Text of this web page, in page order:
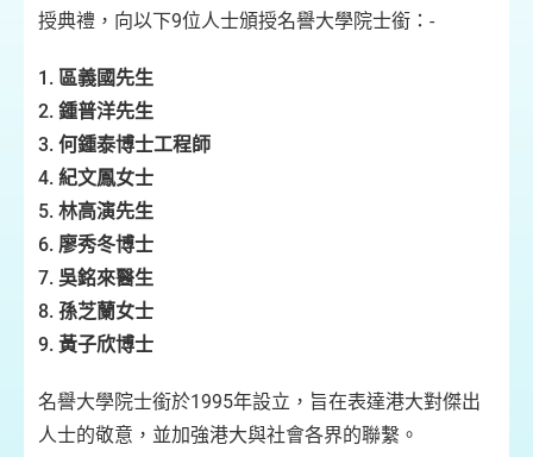
授典禮，向以下9位人士頒授名譽大學院士銜：-
1. 區義國先生
2. 鍾普洋先生
3. 何鍾泰博士工程師
4. 紀文鳳女士
5. 林高演先生
6. 廖秀冬博士
7. 吳銘來醫生
8. 孫芝蘭女士
9. 黃子欣博士
名譽大學院士銜於1995年設立，旨在表達港大對傑出
人士的敬意，並加強港大與社會各界的聯繫。